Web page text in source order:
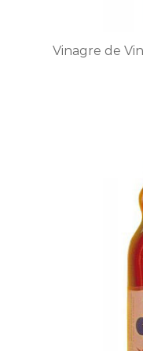
Vinagre de